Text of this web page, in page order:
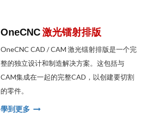
OneCNC激光镭射排版
OneCNC CAD / CAM 激光镭射排版是一个完
整的独立设计和制造解决方案。这包括与
CAM集成在一起的完整CAD，以创建要切割
的零件。
學到更多